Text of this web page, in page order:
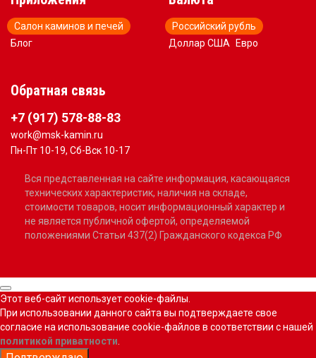
Салон каминов и печей
Блог
Российский рубль
Доллар США
Евро
Обратная связь
+7 (917) 578-88-83
work@msk-kamin.ru
Пн-Пт 10-19, Сб-Вск 10-17
Вся представленная на сайте информация, касающаяся
технических характеристик, наличия на складе,
стоимости товаров, носит информационный характер и
не является публичной офертой, определяемой
положениями Статьи 437(2) Гражданского кодекса РФ
Этот веб-сайт использует cookie-файлы.
При использовании данного сайта вы подтверждаете свое
согласие на использование cookie-файлов в соответствии с нашей
политикой приватности